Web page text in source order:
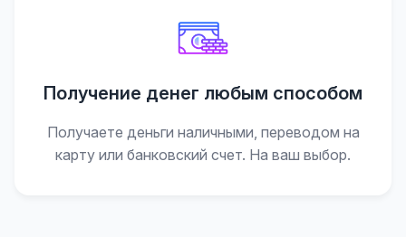
Получение денег любым способом
Получаете деньги наличными, переводом на
карту или банковский счет. На ваш выбор.